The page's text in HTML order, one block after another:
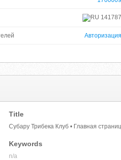
141787
Авторизация
Title
Субару Трибека Клуб • Главная
Keywords
n/a